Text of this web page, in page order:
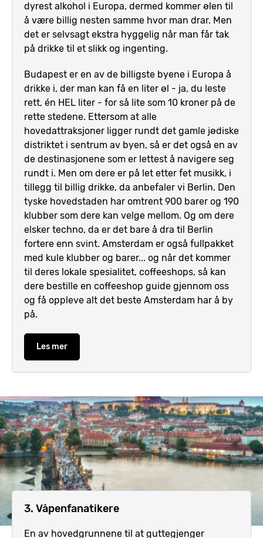
dyrest alkohol i Europa, dermed kommer ølen til
å være billig nesten samme hvor man drar. Men
det er selvsagt ekstra hyggelig når man får tak
på drikke til et slikk og ingenting.
Budapest er en av de billigste byene i Europa å
drikke i, der man kan få en liter øl - ja, du leste
rett, én HEL liter - for så lite som 10 kroner på de
rette stedene. Ettersom at alle
hovedattraksjoner ligger rundt det gamle jødiske
distriktet i sentrum av byen, så er det også en av
de destinasjonene som er lettest å navigere seg
rundt i. Men om dere er på let etter fet musikk, i
tillegg til billig drikke, da anbefaler vi Berlin. Den
tyske hovedstaden har omtrent 900 barer og 190
klubber som dere kan velge mellom. Og om dere
elsker techno, da er det bare å dra til Berlin
fortere enn svint. Amsterdam er også fullpakket
med kule klubber og barer... og når det kommer
til deres lokale spesialitet, coffeeshops, så kan
dere bestille en coffeeshop guide gjennom oss
og få oppleve alt det beste Amsterdam har å by
på.
Les mer
3. Våpenfanatikere
En av hovedgrunnene til at guttegjenger